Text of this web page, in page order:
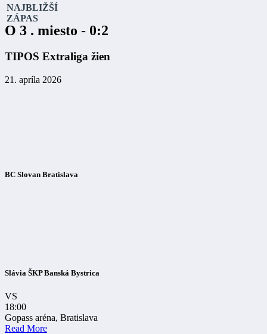
NAJBLIŽŠÍ
ZÁPAS
O 3 . miesto - 0:2
TIPOS Extraliga žien
21. apríla 2026
BC Slovan Bratislava
Slávia ŠKP Banská Bystrica
VS
18:00
Gopass aréna, Bratislava
Read More